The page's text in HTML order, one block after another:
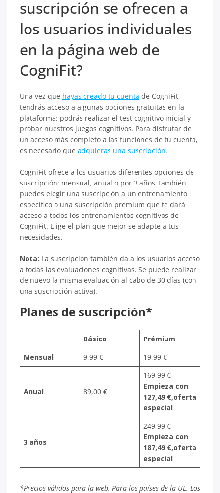
suscripción se ofrecen a
los usuarios individuales
en la página web de
CogniFit?
Una vez que hayas creado tu cuenta de CogniFit,
tendrás acceso a algunas opciones gratuitas en la
plataforma: podrás realizar el test cognitivo inicial y
probar nuestros juegos cognitivos. Para disfrutar de
un acceso más completo a las funciones de tu cuenta,
es necesario que adquieras una suscripción.
CogniFit ofrece a los usuarios diferentes opciones de
suscripción: mensual, anual o por 3 años.También
puedes elegir una suscripción a un entrenamiento
específico o una suscripción premium que te dará
acceso a todos los entrenamientos cognitivos de
CogniFit. Elige el plan que mejor se adapte a tus
necesidades.
Nota: La suscripción también da a los usuarios acceso
a todas las evaluaciones cognitivas. Se puede realizar
de nuevo la misma evaluación al cabo de 30 días (con
una suscripción activa).
Planes de suscripción*
Básico
Prémium
Mensual
9,99 € 19,99 €
Anual 89,00 €
169,99 €
Empieza con
127,49 €,oferta
especial
3 años –
249,99 €
Empieza con
187,49 €,oferta
especial
*Precios válidos para la web. Para los países de la UE. Los